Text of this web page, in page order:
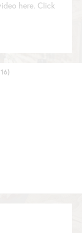
here. Click